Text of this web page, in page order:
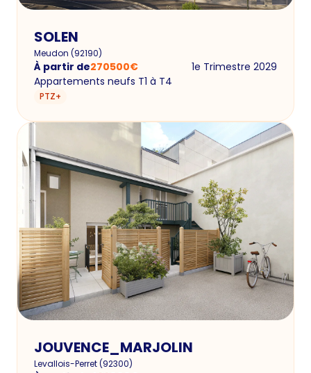
SOLEN
Meudon (92190)
À partir de270500€
1e Trimestre 2029
Appartements neufs T1 à T4
PTZ+
JOUVENCE_MARJOLIN
Levallois-Perret(92300)